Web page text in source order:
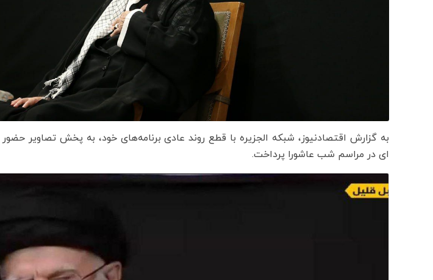
به گزارش اقتصادنیوز، شبکه الجزیره با قطع روند عادی برنامه‌های خود، به پخش تصاویر
ای در مراسم شب عاشورا پرداخت.